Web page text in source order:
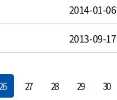
2014-01-06
2013-09-17
27 28 29 30